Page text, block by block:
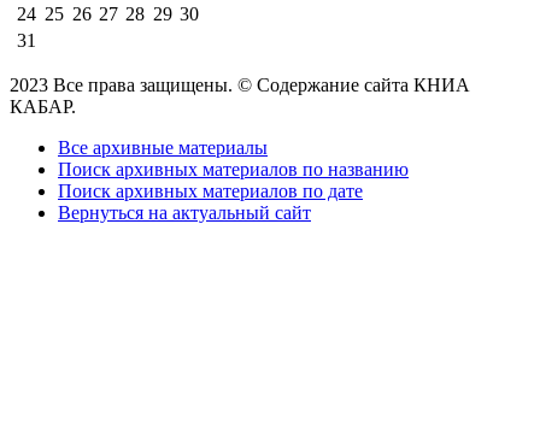
24 25 26 27 28 29 30
31
2023 Все права защищены. © Содержание сайта КНИА
КАБАР.
Все архивные материалы
Поиск архивных материалов по названию
Поиск архивных материалов по дате
Вернуться на актуальный сайт